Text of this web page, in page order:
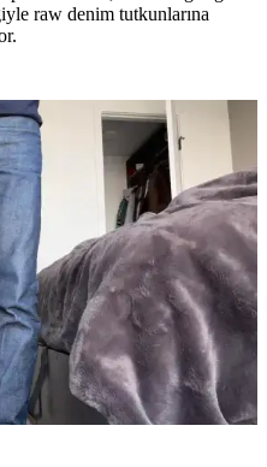
raw denim tutkunlarına